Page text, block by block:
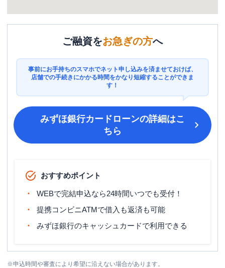
ご融資をお急ぎの方へ
事前にお手持ちのスマホでネット申し込みを済ませておけば、
店舗での手続きにかかる時間をかなり短縮することができま
す！
みずほ銀行カードローンの詳細はこ
ちら
おすすめポイント
WEBで完結申込なら24時間いつでも受付！
提携コンビニATMで借入も返済も可能
みずほ銀行のキャッシュカードで利用できる
※申込時間や審査により希望に沿えない場合があります。